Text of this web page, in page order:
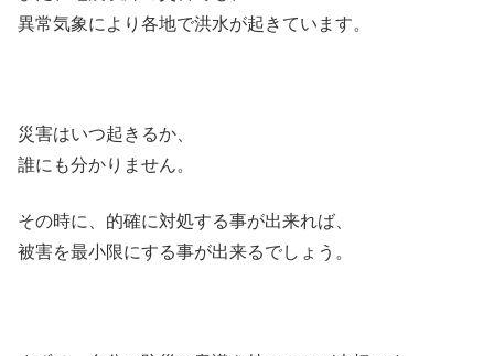
異常気象により各地で洪水が起きています。
災害はいつ起きるか、
誰にも分かりません。
その時に、的確に対処する事が出来れば、
被害を最小限にする事が出来るでしょう。